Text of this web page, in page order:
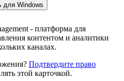
Скачать для Windows
- платформа для
контентом и аналитики
каналах.
Подтвердите право
этой карточкой.